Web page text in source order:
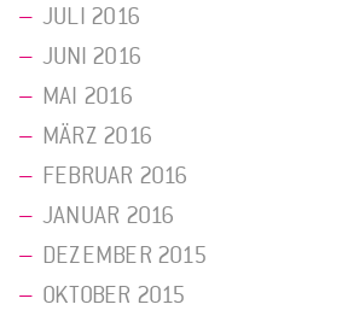
JULI 2016
JUNI 2016
MAI 2016
MÄRZ 2016
FEBRUAR 2016
JANUAR 2016
DEZEMBER 2015
OKTOBER 2015